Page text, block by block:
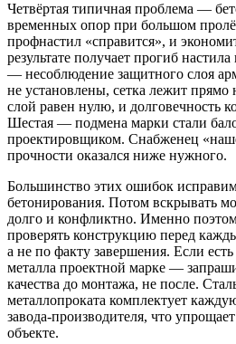
Четвёртая типичная проблема —
временных опор при большом
профнастил «справится», и
результате получает прогиб
— несоблюдение защитного слоя
не установлены, сетка лежит прямо
слой равен нулю, и долговечность
Шестая — подмена марки стали
проектировщиком. Снабженец
прочности оказался ниже нужного.
Большинство этих ошибок
бетонирования. Потом вскрывать
долго и конфликтно. Именно
проверять конструкцию перед
а не по факту завершения. Если
металла проектной марке —
качества до монтажа, не после.
металлопроката комплектует
завода-производителя, что
объекте.